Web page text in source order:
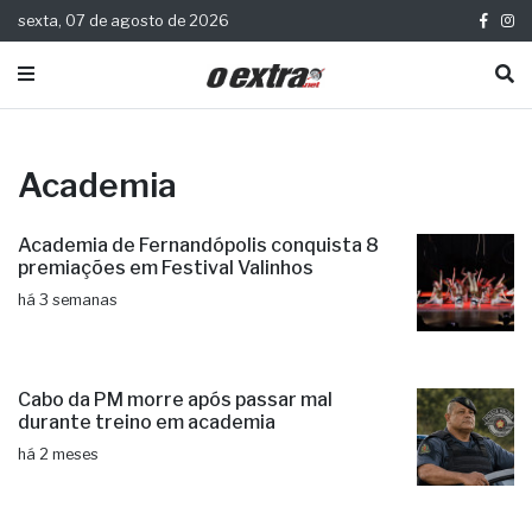
sexta, 07 de agosto de 2026
Academia
Academia de Fernandópolis conquista 8
premiações em Festival Valinhos
há 3 semanas
Cabo da PM morre após passar mal
durante treino em academia
há 2 meses